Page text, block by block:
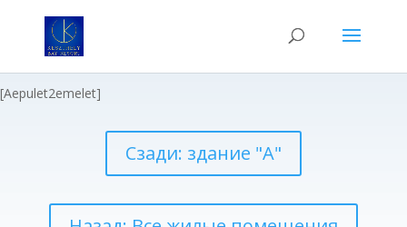
[Aepulet2emelet]
Сзади: здание "А"